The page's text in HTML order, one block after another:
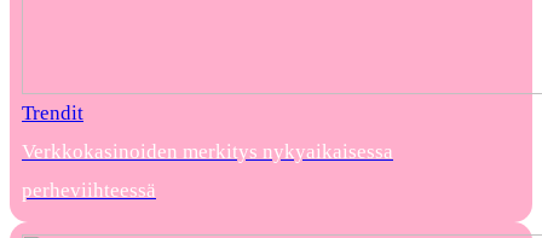
Trendit
Verkkokasinoiden merkitys nykyaikaisessa
perheviihteessä